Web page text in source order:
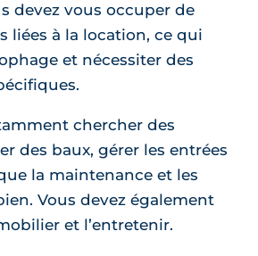
devez vous occuper de
liées à la location, ce qui
et nécessiter des
chercher des
des baux, gérer les entrées
la maintenance et les
Vous devez également
et l’entretenir.